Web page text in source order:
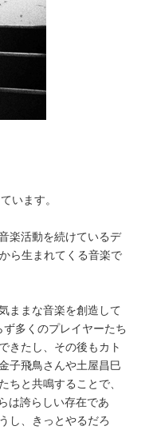
います。
楽活動を続けているデ
ら生まれてくる音楽で
ままな音楽を創造して
多くのプレイヤーたち
きたし、その後もカト
子飛鳥さんや土屋昌巳
ちと共鳴することで、
は誇らしい存在であ
し、きっとやるだろ